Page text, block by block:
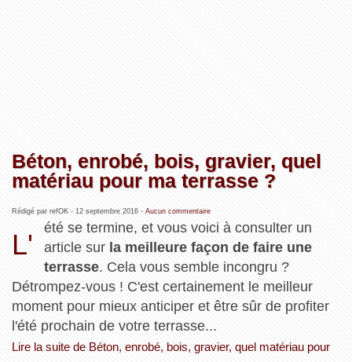
Béton, enrobé, bois, gravier, quel
matériau pour ma terrasse ?
Rédigé par refOK - 12 septembre 2016- Aucun commentaire
L'
été se termine, et vous voici à consulter un
article sur la meilleure façon de faire une
terrasse. Cela vous semble incongru ?
Détrompez-vous ! C'est certainement le meilleur
moment pour mieux anticiper et être sûr de profiter
l'été prochain de votre terrasse...
Lire la suite de Béton, enrobé, bois, gravier, quel matériau pour